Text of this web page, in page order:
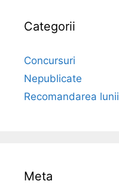
Categorii
Concursuri
Nepublicate
Recomandarea lunii
Meta